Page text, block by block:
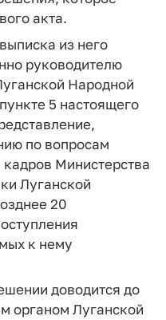
акта.
из него
руководителю
Народной
5 настоящего
по вопросам
Министерства
Луганской
20
к нему
доводится до
органом Луганской